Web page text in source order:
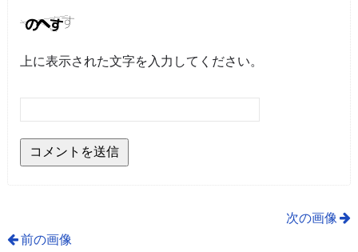
上に表示された文字を入力してください。
次の画像
前の画像